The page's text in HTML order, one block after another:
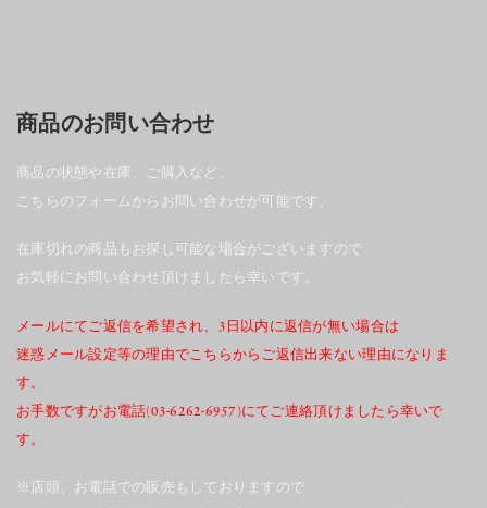
商品のお問い合わせ
商品の状態や在庫、ご購入など、
こちらのフォームからお問い合わせが可能です。
在庫切れの商品もお探し可能な場合がございますので
お気軽にお問い合わせ頂けましたら幸いです。
メールにてご返信を希望され、3日以内に返信が無い場合は
迷惑メール設定等の理由でこちらからご返信出来ない理由になりま
す。
お手数ですがお電話(03-6262-6957)にてご連絡頂けましたら幸いで
す。
※店頭、お電話での販売もしておりますので